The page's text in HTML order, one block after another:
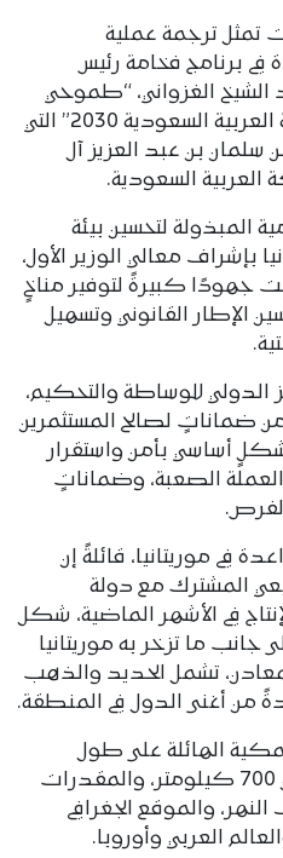
ترجمة عملية
برنامج فخامة رئيس
الشيخ الغزواني، “طموحي
للوطن”، وفي “رؤية المملكة العربية السعودية 2030” التي
بن عبد العزيز آل
السعودية.
المبذولة لتحسين بيئة
بإشراف معالي الوزير الأول،
جهودًا كبيرةً لتوفير مناخٍ
الإطار القانوني وتسهيل
الدولي للوساطة والتحكيم،
ضماناتٍ لصالح المستثمرين
أساسي بأمن واستقرار
العملة الصعبة، وضماناتٍ
في موريتانيا، قائلةً إن
المشترك مع دولة
في الأشهر الماضية، شكل
جانب ما تزخر به موريتانيا
تشمل الحديد والذهب
من أغنى الدول في المنطقة.
الهائلة على طول
سواحل والتي تمتد لأكثر من 700 كيلومتر، والمقدرات
والموقع الجغرافي
العربي وأوروبا.